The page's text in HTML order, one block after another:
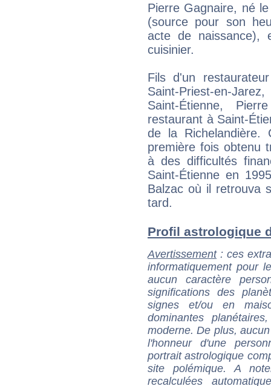
Pierre Gagnaire, né
(source pour son
acte de naissance),
cuisinier.
Fils d'un
Saint-Priest-en-
Saint-Étienne,
restaurant à Saint-
de la
première fois obtenu
à des difficultés
Saint-Étienne en
Balzac où il retrouva
tard.
Profil astrologique
Avertissement: ces
informatiquement pour
aucun caractère
significations des
signes et/ou en
dominantes
moderne. De plus,
l'honneur d'une
portrait astrologique
site polémique. A
recalculées